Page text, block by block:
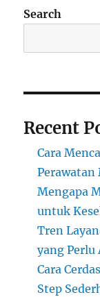
Search
Recent
Cara
Perawatan
Mengapa
untuk
Tren
yang Perlu
Cara
Step